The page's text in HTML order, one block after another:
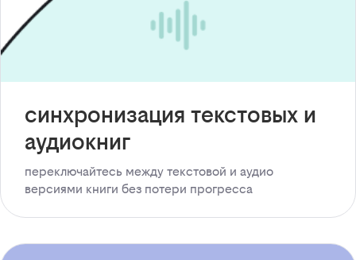
синхронизация текстовых и
аудиокниг
переключайтесь между текстовой и аудио
версиями книги без потери прогресса